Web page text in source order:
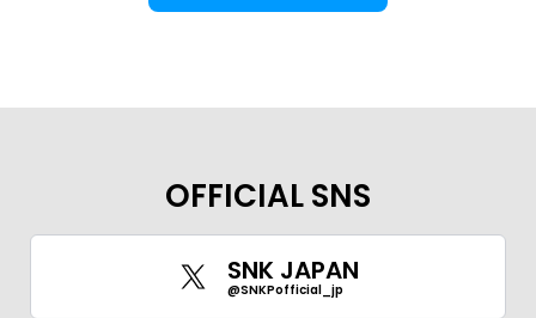
OFFICIAL SNS
SNK JAPAN
@SNKPofficial_jp